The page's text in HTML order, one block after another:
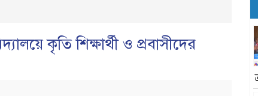
কৃতি শিক্ষার্থী ও প্রবাসীদের